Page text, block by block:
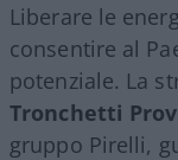
Liberare le
consentire al
potenziale. La
Tronchetti
gruppo Pirelli,